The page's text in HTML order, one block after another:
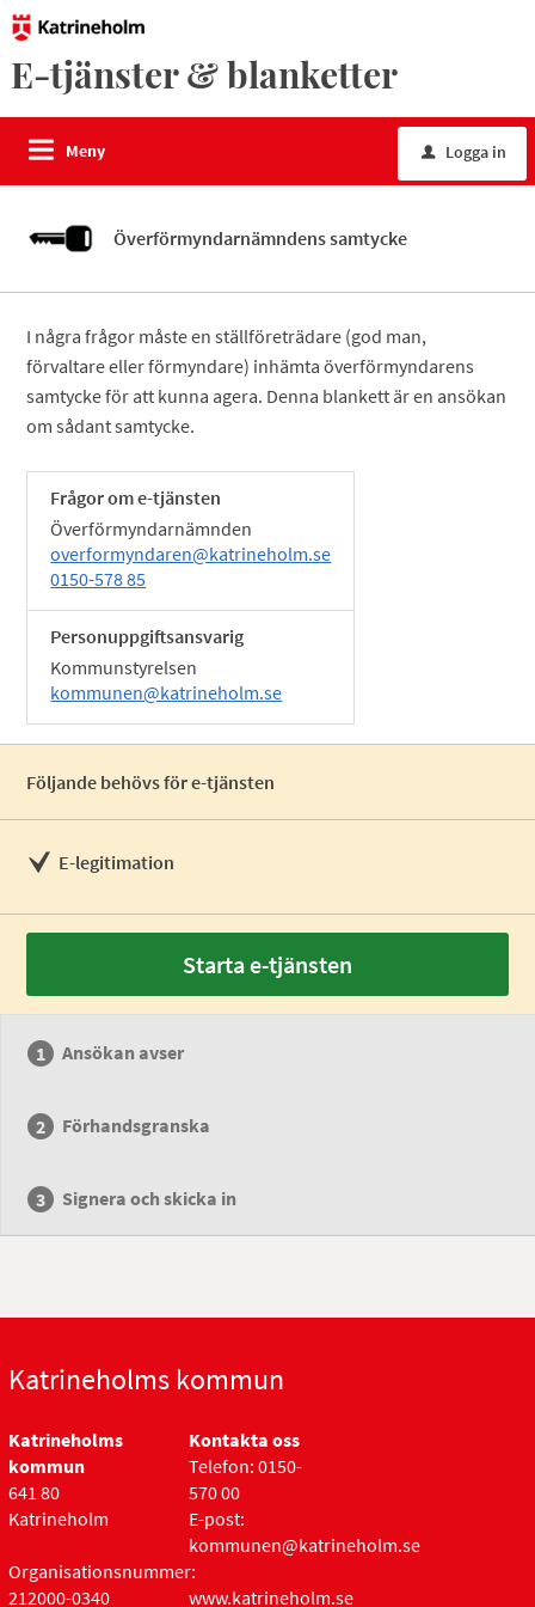
E-tjänster & blanketter
Meny u Logga in
Överförmyndarnämndens samtycke
I några frågor måste en ställföreträdare (god man,
förvaltare eller förmyndare) inhämta överförmyndarens
samtycke för att kunna agera. Denna blankett är en ansökan
om sådant samtycke.
Frågor om e-tjänsten
Överförmyndarnämnden
overformyndaren@katrineholm.se
0150-578 85
Personuppgiftsansvarig
Kommunstyrelsen
kommunen@katrineholm.se
Följande behövs för e-tjänsten
E-legitimation
Starta e-tjänsten
Ansökan avser
Förhandsgranska
Signera och skicka in
Katrineholms kommun
Katrineholms
kommun
641 80
Katrineholm
Organisationsnummer:
212000-0340
Kontakta oss
Telefon: 0150-
570 00
E-post:
kommunen@katrineholm.se
www.katrineholm.se